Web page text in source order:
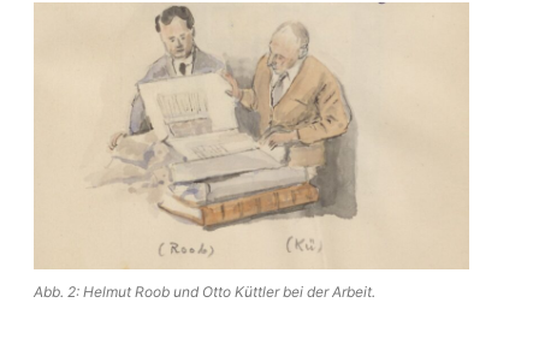
Abb. 2: Helmut Roob und Otto Küttler bei der Arbeit.